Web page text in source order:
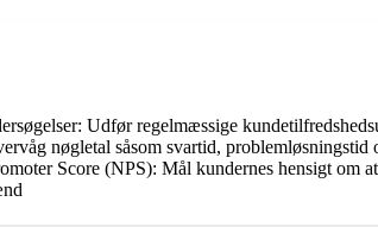
Udfør regelmæssige
nøgletal såsom svartid,
Score (NPS): Mål kundernes hensigt om